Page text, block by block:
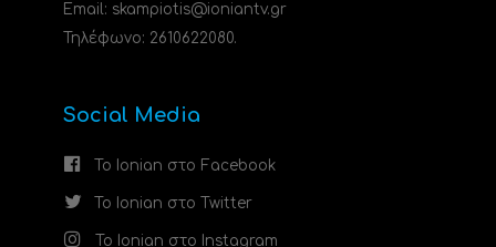
Email: skampiotis@ioniantv.gr
Τηλέφωνο: 2610622080.
Social Media
Το Ionian στο Facebook
Το Ionian στο Twitter
Το Ionian στο Instagram